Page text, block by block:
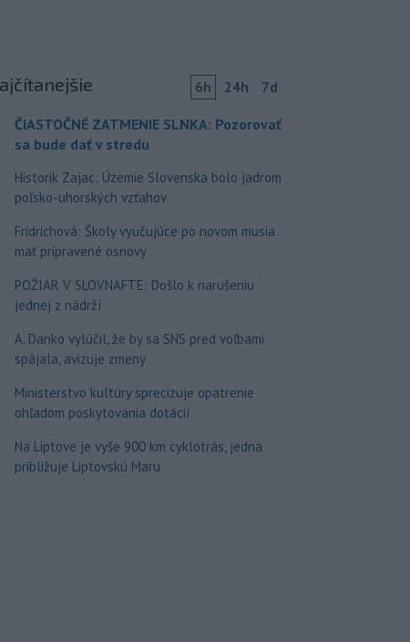
6h 24h 7d
ČIASTOČNÉ ZATMENIE SLNKA: Pozorovať
sa bude dať v stredu
Historik Zajac: Územie Slovenska bolo jadrom
poľsko-uhorských vzťahov
Fridrichová: Školy vyučujúce po novom musia
mať pripravené osnovy
POŽIAR V SLOVNAFTE: Došlo k narušeniu
jednej z nádrží
A. Danko vylúčil, že by sa SNS pred voľbami
spájala, avizuje zmeny
Ministerstvo kultúry sprecizuje opatrenie
ohľadom poskytovania dotácií
Na Liptove je vyše 900 km cyklotrás, jedna
približuje Liptovskú Maru